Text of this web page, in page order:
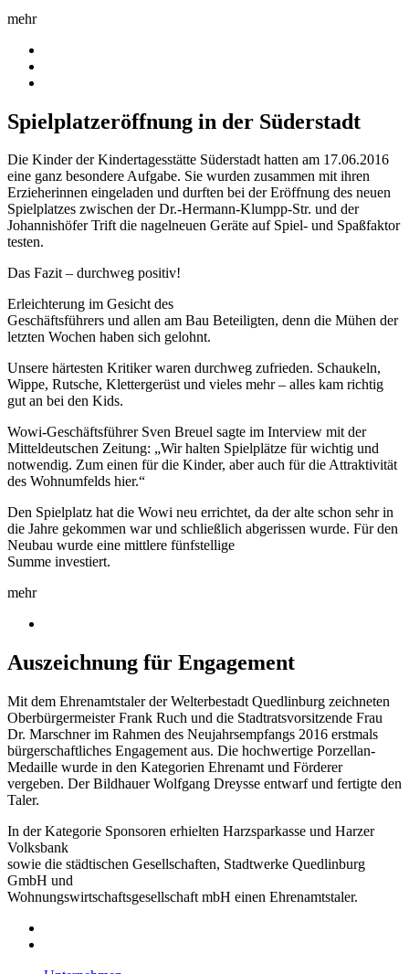
mehr
Spielplatzeröffnung in der Süderstadt
Die Kinder der Kindertagesstätte Süderstadt hatten am 17.06.2016
eine ganz besondere Aufgabe. Sie wurden zusammen mit ihren
Erzieherinnen eingeladen und durften bei der Eröffnung des neuen
Spielplatzes zwischen der Dr.-Hermann-Klumpp-Str. und der
Johannishöfer Trift die nagelneuen Geräte auf Spiel- und Spaßfaktor
testen.
Das Fazit – durchweg positiv!
Erleichterung im Gesicht des
Geschäftsführers und allen am Bau Beteiligten, denn die Mühen der
letzten Wochen haben sich gelohnt.
Unsere härtesten Kritiker waren durchweg zufrieden. Schaukeln,
Wippe, Rutsche, Klettergerüst und vieles mehr – alles kam richtig
gut an bei den Kids.
Wowi-Geschäftsführer Sven Breuel sagte im Interview mit der
Mitteldeutschen Zeitung: „Wir halten Spielplätze für wichtig und
notwendig. Zum einen für die Kinder, aber auch für die Attraktivität
des Wohnumfelds hier.“
Den Spielplatz hat die Wowi neu errichtet, da der alte schon sehr in
die Jahre gekommen war und schließlich abgerissen wurde. Für den
Neubau wurde eine mittlere fünfstellige
Summe investiert.
mehr
Auszeichnung für Engagement
Mit dem Ehrenamtstaler der Welterbestadt Quedlinburg zeichneten
Oberbürgermeister Frank Ruch und die Stadtratsvorsitzende Frau
Dr. Marschner im Rahmen des Neujahrsempfangs 2016 erstmals
bürgerschaftliches Engagement aus. Die hochwertige Porzellan-
Medaille wurde in den Kategorien Ehrenamt und Förderer
vergeben. Der Bildhauer Wolfgang Dreysse entwarf und fertigte den
Taler.
In der Kategorie Sponsoren erhielten Harzsparkasse und Harzer
Volksbank
sowie die städtischen Gesellschaften, Stadtwerke Quedlinburg
GmbH und
Wohnungswirtschaftsgesellschaft mbH einen Ehrenamtstaler.